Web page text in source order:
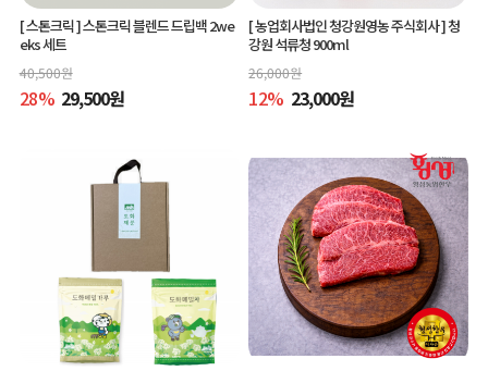
[ 스톤크릭 ]스톤크릭 블렌드 드립백 2we
eks 세트
40,500원
28% 29,500원
[ 농업회사법인 청강원영농 주식회사 ]청
강원 석류청 900ml
26,000원
12% 23,000원